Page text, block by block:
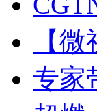
【
专家